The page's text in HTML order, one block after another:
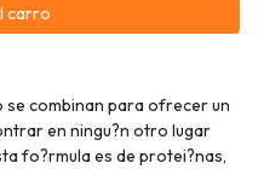
carro
se combinan para ofrecer un
en ningu?n otro lugar
fo?rmula es de protei?nas,